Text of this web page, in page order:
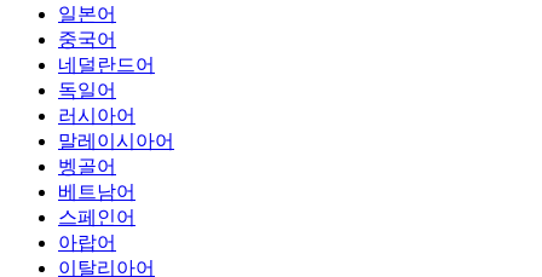
일본어
중국어
네덜란드어
독일어
러시아어
말레이시아어
벵골어
베트남어
스페인어
아랍어
이탈리아어